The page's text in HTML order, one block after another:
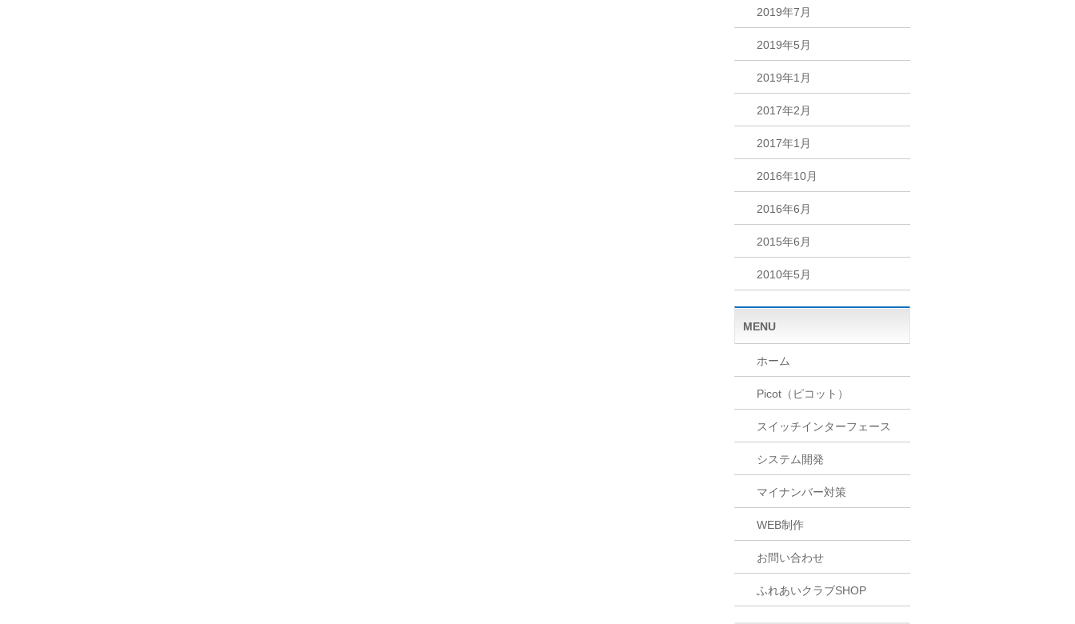
2019年7月
2019年5月
2019年1月
2017年2月
2017年1月
2016年10月
2016年6月
2015年6月
2010年5月
MENU
ホーム
Picot（ピコット）
スイッチインターフェース
システム開発
マイナンバー対策
WEB制作
お問い合わせ
ふれあいクラブSHOP